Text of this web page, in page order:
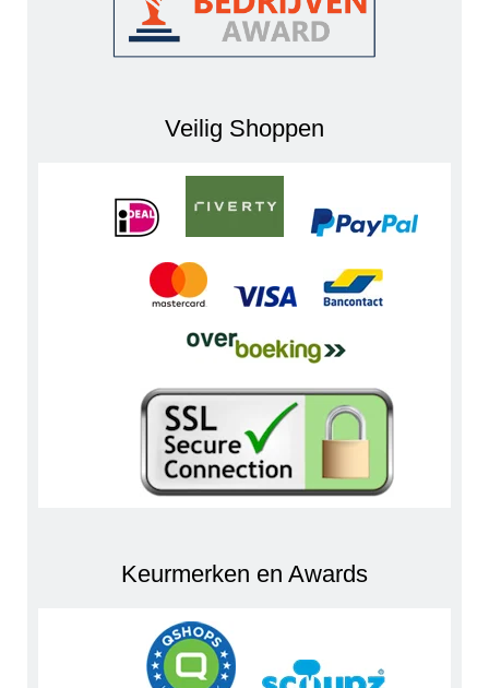
Veilig Shoppen
Keurmerken en Awards